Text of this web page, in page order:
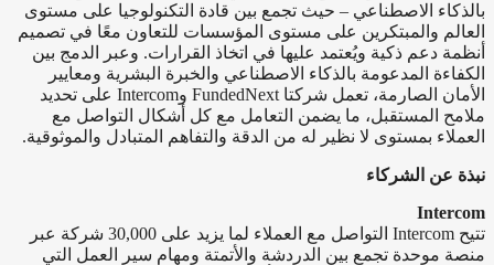
بالذكاء الاصطناعي – حيث تجمع بين قادة التكنولوجيا على مستوى
العالم والمبتكرين على مستوى المؤسسات للتعاون معًا في تصميم
أنظمة دعم ذكية ويُعتمد عليها في اتخاذ القرارات. وعبر الدمج بين
الكفاءة المدعومة بالذكاء الاصطناعي والخبرة البشرية ومعايير
الأمان الصارمة، تعمل شركتا FundedNext وIntercom على تحديد
ملامح المستقبل، ما يضمن التعامل مع كل أشكال التواصل مع
العملاء بمستوى لا نظير له من الدقة والتفاهم المتبادل والموثوقية.
نبذة عن الشركاء
Intercom‏
تتيح Intercom التواصل مع العملاء لما يزيد على 30,000 شركة عبر
منصة موحدة تجمع بين الدردشة والأتمتة ومهام سير العمل التي